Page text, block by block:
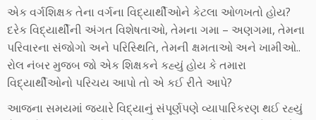
એક વર્ગશિક્ષક તેના વર્ગના વિદ્યાર્થીઓને કેટલા ઓળખતો હોય?
દરેક વિદ્યાર્થીની અંગત વિશેષતાઓ, તેમના ગમા – અણગમા, તેમના
પરિવારના સંજોગો અને પરિસ્થિતિ, તેમની ક્ષમતાઓ અને ખામીઓ..
રોલ નંબર મુજબ જો એક શિક્ષકને કહ્યું હોય કે તમારા
વિદ્યાર્થીઓનો પરિચય આપો તો એ કઈ રીતે આપે?
આજના સમયમાં જ્યારે વિદ્યાનું સંપૂર્ણપણે વ્યાપારિકરણ થઈ રહ્યું